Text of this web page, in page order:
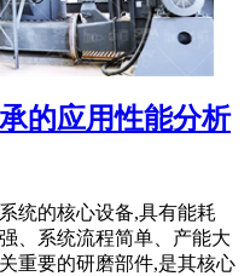
的应用性能分析
统的核心设备,具有能耗
、系统流程简单、产能大
重要的研磨部件,是其核心